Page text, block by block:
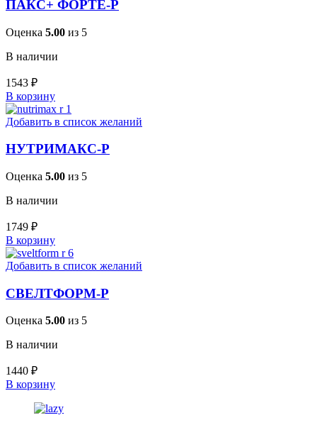
ПАКС+ ФОРТЕ-Р
Оценка 5.00 из 5
В наличии
1543 ₽
В корзину
Добавить в список желаний
НУТРИМАКС-Р
Оценка 5.00 из 5
В наличии
1749 ₽
В корзину
Добавить в список желаний
СВЕЛТФОРМ-Р
Оценка 5.00 из 5
В наличии
1440 ₽
В корзину